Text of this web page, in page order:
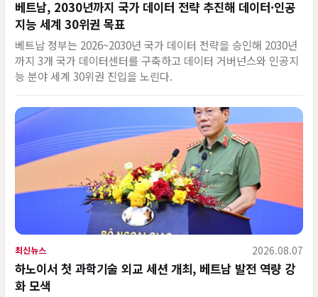
베트남, 2030년까지 국가 데이터 전략 추진해 데이터·인공
지능 세계 30위권 목표
베트남 정부는 2026~2030년 국가 데이터 전략을 승인해 2030년
까지 3개 국가 데이터센터를 구축하고 데이터 거버넌스와 인공지
능 분야 세계 30위권 진입을 노린다.
최신뉴스 2026.08.07
하노이서 첫 과학기술 외교 세션 개최, 베트남 발전 역량 강
화 모색